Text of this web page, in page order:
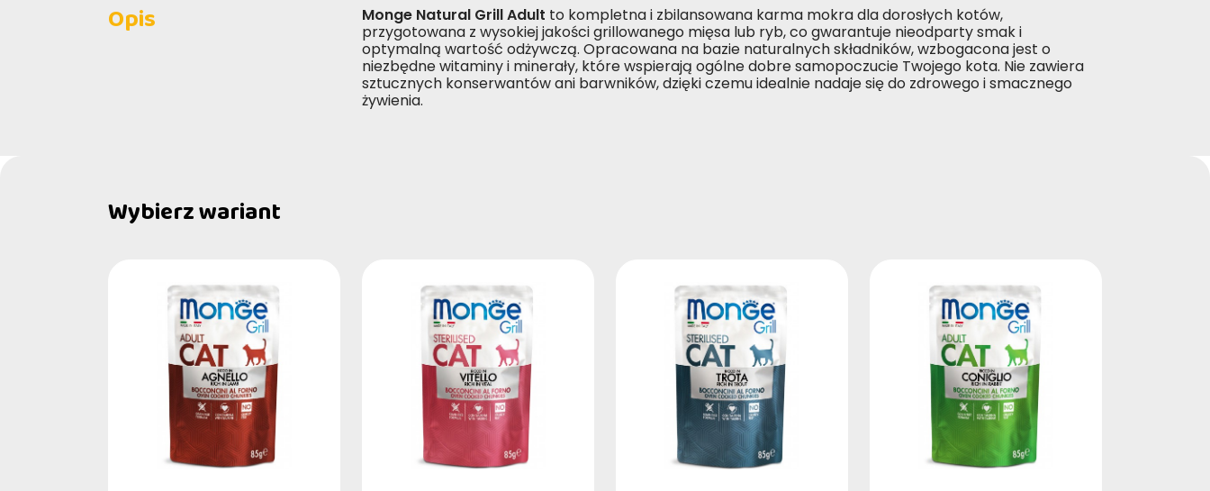
Opis Monge Natural Grill Adult to kompletna i zbilansowana karma mokra dla dorosłych kotów,
przygotowana z wysokiej jakości grillowanego mięsa lub ryb, co gwarantuje nieodparty smak i
optymalną wartość odżywczą. Opracowana na bazie naturalnych składników, wzbogacona jest o
niezbędne witaminy i minerały, które wspierają ogólne dobre samopoczucie Twojego kota. Nie zawiera
sztucznych konserwantów ani barwników, dzięki czemu idealnie nadaje się do zdrowego i smacznego
żywienia.
Wybierz wariant